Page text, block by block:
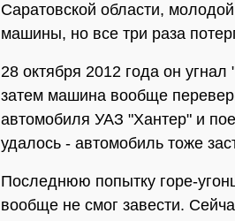
Саратовской области,
машины, но все три раза
28 октября 2012 года он
затем машина вообще
автомобиля УАЗ "Хантер" и
удалось - автомобиль тоже
Последнюю попытку горе-
вообще не смог завести.